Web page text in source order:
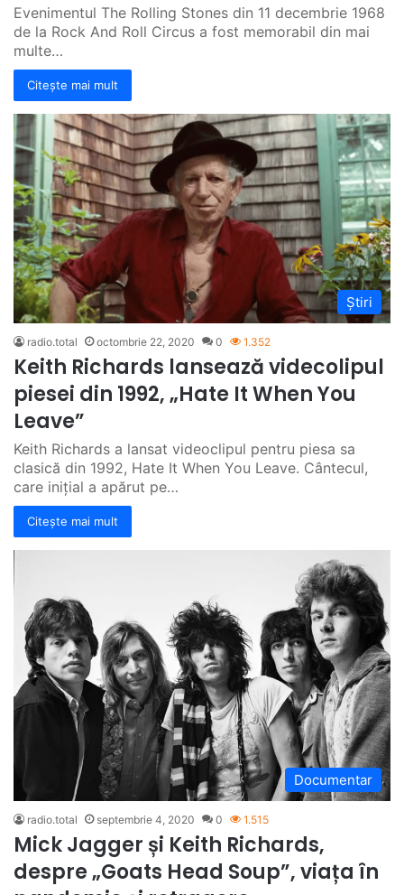
Evenimentul The Rolling Stones din 11 decembrie 1968
de la Rock And Roll Circus a fost memorabil din mai
multe…
Citește mai mult
Știri
radio.total octombrie 22, 2020 0 1.352
Keith Richards lansează videcolipul
piesei din 1992, „Hate It When You
Leave”
Keith Richards a lansat videoclipul pentru piesa sa
clasică din 1992, Hate It When You Leave. Cântecul,
care inițial a apărut pe…
Citește mai mult
Documentar
radio.total septembrie 4, 2020 0 1.515
Mick Jagger și Keith Richards,
despre „Goats Head Soup”, viața în